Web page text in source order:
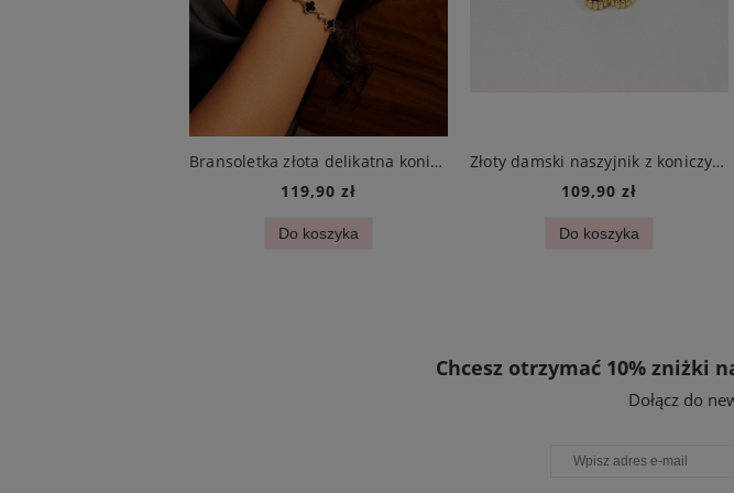
Bransoletka złota delikatna koniczynka mini czarna i cyrkonie stal chirurgiczna
119,90 zł
Do koszyka
Złoty damski naszyjnik z koniczynką granatową ze stali szlachetnej
109,90 zł
Do koszyka
Chcesz otrzymać 10% zniżki
Dołącz do